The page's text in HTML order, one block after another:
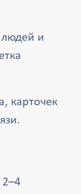
и
карточек
2–4